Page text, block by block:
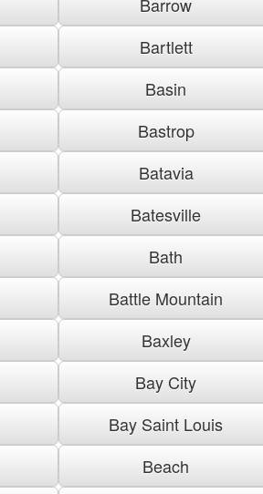
Bartlett
Basin
Bastrop
Batavia
Batesville
Bath
Battle Mountain
Baxley
Bay City
Bay Saint Louis
Beach